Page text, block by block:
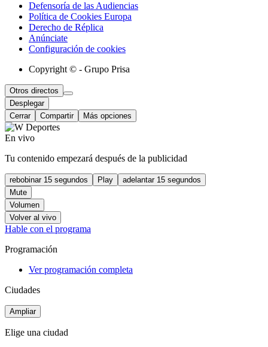
Defensoría de las Audiencias
Política de Cookies Europa
Derecho de Réplica
Anúnciate
Configuración de cookies
Copyright © - Grupo Prisa
Otros directos
Desplegar
Cerrar
Compartir Más opciones
En vivo
Tu contenido empezará después de la publicidad
rebobinar 15 segundos Play
adelantar 15 segundos
Mute
Volumen
Volver al vivo
Hable con el programa
Programación
Ver programación completa
Ciudades
Ampliar
Elige una ciudad